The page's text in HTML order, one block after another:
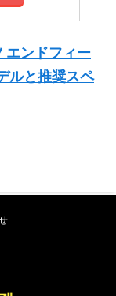
エンドフィー
ルと推奨スペ